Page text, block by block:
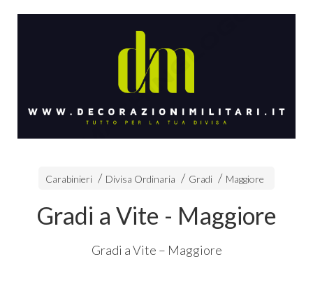
Carabinieri Divisa Ordinaria Gradi Maggiore
Gradi a Vite - Maggiore
Gradi a Vite – Maggiore